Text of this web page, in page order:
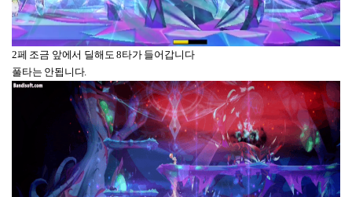
2페 조금 앞에서 딜해도 8타가 들어갑니다
풀타는 안됩니다.